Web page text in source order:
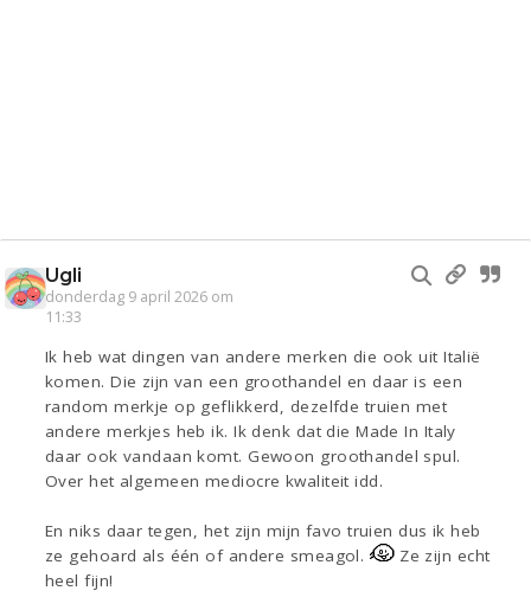
Ugli
donderdag 9 april 2026 om
11:33
Ik heb wat dingen van andere merken die ook uit Italië
komen. Die zijn van een groothandel en daar is een
random merkje op geflikkerd, dezelfde truien met
andere merkjes heb ik. Ik denk dat die Made In Italy
daar ook vandaan komt. Gewoon groothandel spul.
Over het algemeen mediocre kwaliteit idd.
En niks daar tegen, het zijn mijn favo truien dus ik heb
ze gehoard als één of andere smeagol.
Ze zijn echt
heel fijn!